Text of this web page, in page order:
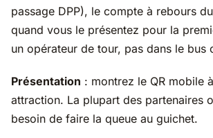
passage DPP), le compte à rebours
quand vous le présentez pour la
un opérateur de tour, pas dans le bus
Présentation : montrez le QR mobile
attraction. La plupart des partenaires
besoin de faire la queue au guichet.